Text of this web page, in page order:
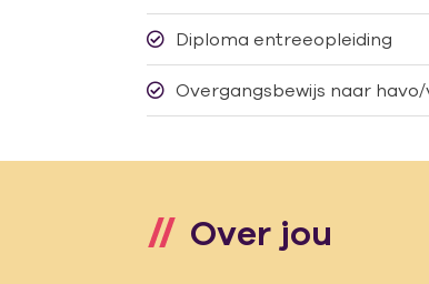
Diploma entreeopleiding
Overgangsbewijs naar havo/
Over jou